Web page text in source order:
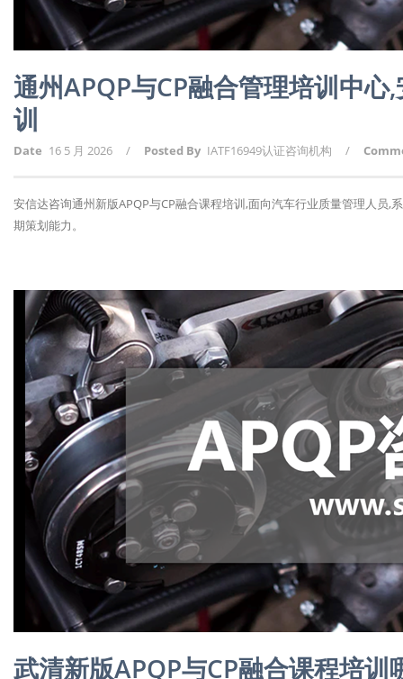
通州APQP与CP融合管理培训中
训
Date 16 5 月 2026 / Posted By IATF16949认证咨询机构 /
安信达咨询通州新版APQP与CP融合课程培训,面向汽车行业质量管理人员
期策划能力。
武清新版APQP与CP融合课程培